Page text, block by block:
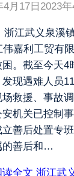
4月17日 2023
浙江武义泉溪
嘉利工贸有
。截至今天4
现遇难人员
救援、事故
机关已控制
善后处置专
的善后和…
全文 浙江武